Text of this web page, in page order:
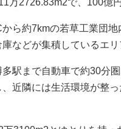
ら約7kmの若草工業団
などが集積しているエリ
駅まで自動車で約30分
近隣には生活環境が整